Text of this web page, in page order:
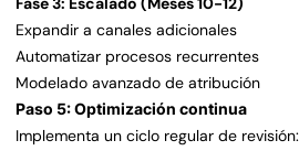
Expandir a canales adicionales
Automatizar procesos recurrentes
Modelado avanzado de atribución
Paso 5: Optimización continua
Implementa un ciclo regular de revisión: